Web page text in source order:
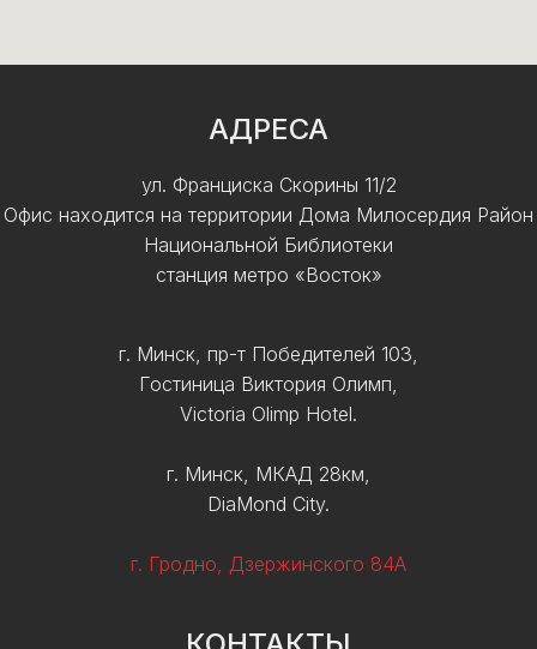
АДРЕСА
ул. Франциска Скорины 11/2
Офис находится на территории Дома Милосердия Район
Национальной Библиотеки
станция метро «Восток»
г. Минск, пр-т Победителей 103,
Гостиница Виктория Олимп,
Victoria Olimp Hotel.
г. Минск, МКАД 28км,
DiaMond City.
г. Гродно, Дзержинского 84А